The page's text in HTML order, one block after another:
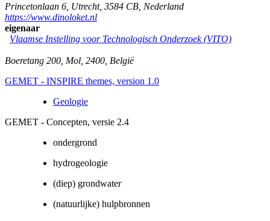
Princetonlaan 6 Utrecht, 3584 CB Nederland
https://www.dinoloket.nl
eigenaar
Vlaamse Instelling voor Technologisch Onderzoek (VITO)
Boeretang 200 Mol 2400 België
GEMET - INSPIRE themes, version 1.0
Geologie
GEMET - Concepten, versie 2.4
ondergrond
hydrogeologie
(diep) grondwater
(natuurlijke) hulpbronnen